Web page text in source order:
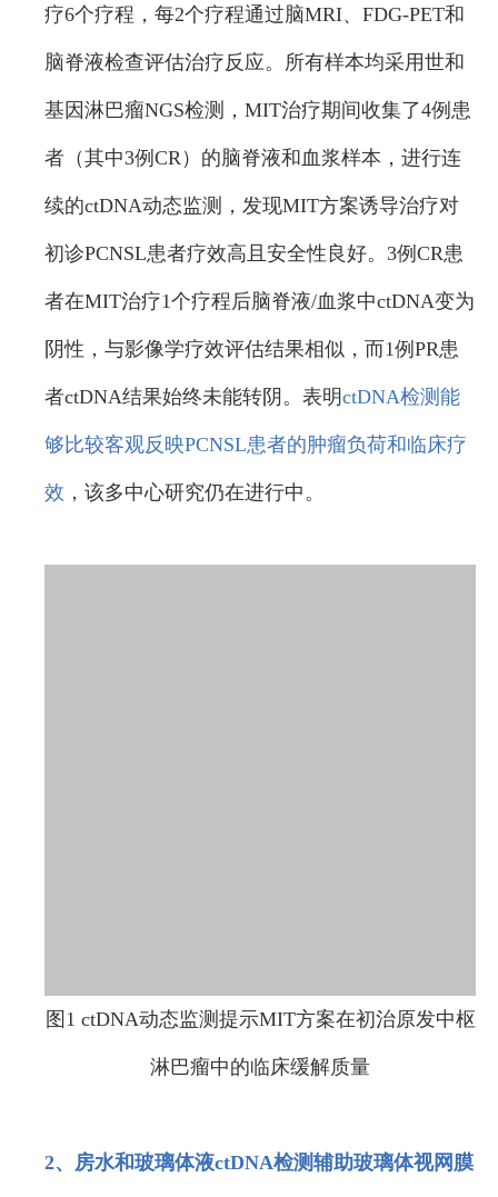
疗6个疗程，每2个疗程通过脑MRI、FDG-PET和
脑脊液检查评估治疗反应。所有样本均采用世和
基因淋巴瘤NGS检测，MIT治疗期间收集了4例患
者（其中3例CR）的脑脊液和血浆样本，进行连
续的ctDNA动态监测，发现MIT方案诱导治疗对
初诊PCNSL患者疗效高且安全性良好。3例CR患
者在MIT治疗1个疗程后脑脊液/血浆中ctDNA变为
阴性，与影像学疗效评估结果相似，而1例PR患
者ctDNA结果始终未能转阴。表明ctDNA检测能
够比较客观反映PCNSL患者的肿瘤负荷和临床疗
效 ，该多中心研究仍在进行中。
图1 ctDNA动态监测提示MIT方案在初治原发中枢
淋巴瘤中的临床缓解质量
2、房水和玻璃体液ctDNA检测辅助玻璃体视网膜